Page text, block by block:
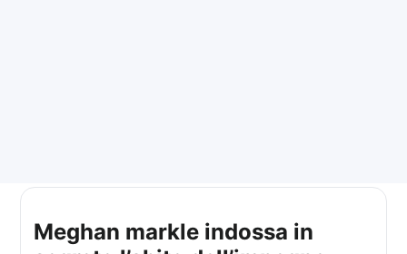
Meghan markle indossa in